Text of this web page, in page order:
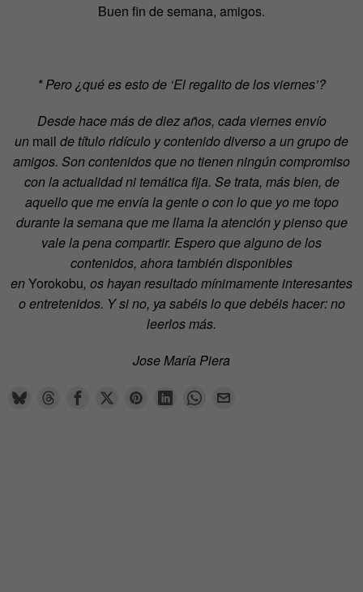
Buen fin de semana, amigos.
* Pero ¿qué es esto de ‘El regalito de los viernes’?
Desde hace más de diez años, cada viernes envío
un mail de título ridículo y contenido diverso a un grupo de
amigos. Son contenidos que no tienen ningún compromiso
con la actualidad ni temática fija. Se trata, más bien, de
aquello que me envía la gente o con lo que yo me topo
durante la semana que me llama la atención y pienso que
vale la pena compartir. Espero que alguno de los
contenidos, ahora también disponibles
enYorokobu, oshayan resultado mínimamente interesantes
o entretenidos. Y si no, ya sabéis lo que debéis hacer: no
leerlos más.
Jose María Piera